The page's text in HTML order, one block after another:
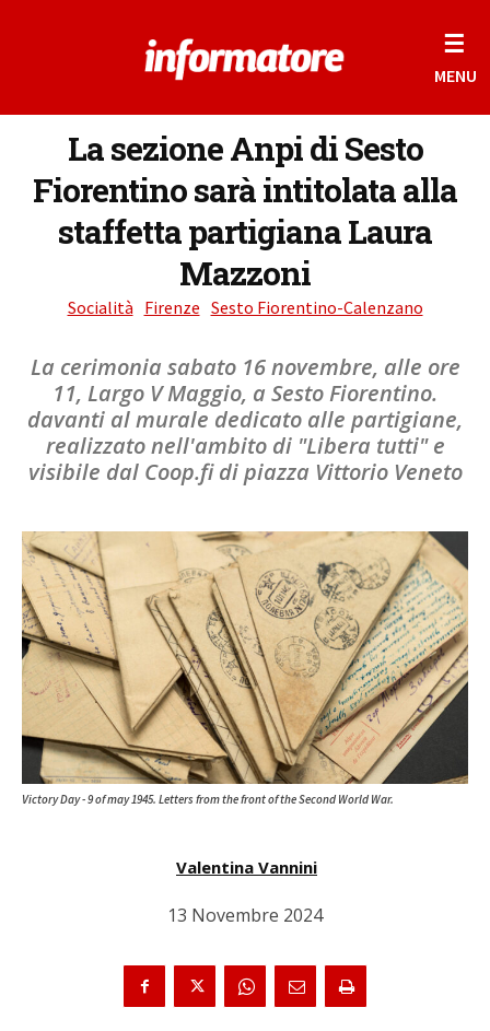
☰
MENU
La sezione Anpi di Sesto
Fiorentino sarà intitolata alla
staffetta partigiana Laura
Mazzoni
Socialità Firenze Sesto Fiorentino-Calenzano
La cerimonia sabato 16 novembre, alle ore
11, Largo V Maggio, a Sesto Fiorentino.
davanti al murale dedicato alle partigiane,
realizzato nell'ambito di "Libera tutti" e
visibile dal Coop.fi di piazza Vittorio Veneto
Victory Day - 9 of may 1945. Letters from the front of the Second World War.
Valentina Vannini
13 Novembre 2024